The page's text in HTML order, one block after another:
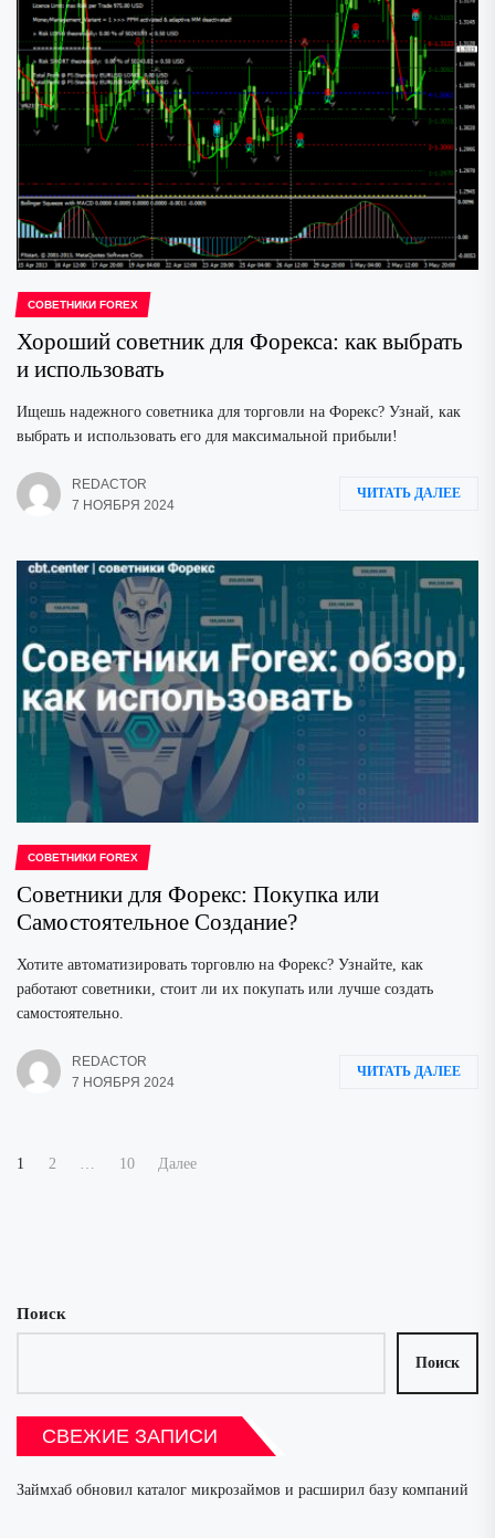
СОВЕТНИКИ FOREX
Хороший советник для Форекса: как выбрать
и использовать
Ищешь надежного советника для торговли на Форекс? Узнай, как
выбрать и использовать его для максимальной прибыли!
REDACTOR
7 НОЯБРЯ 2024
ЧИТАТЬ ДАЛЕЕ
СОВЕТНИКИ FOREX
Советники для Форекс: Покупка или
Самостоятельное Создание?
Хотите автоматизировать торговлю на Форекс? Узнайте, как
работают советники, стоит ли их покупать или лучше создать
самостоятельно.
REDACTOR
7 НОЯБРЯ 2024
ЧИТАТЬ ДАЛЕЕ
Пагинация
1 2 10 Далее
Поиск
Поиск
СВЕЖИЕ ЗАПИСИ
Займхаб обновил каталог микрозаймов и расширил базу компаний